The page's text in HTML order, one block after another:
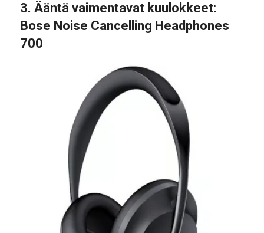
3. Ääntä vaimentavat kuulokkeet:
Bose Noise Cancelling Headphones
700